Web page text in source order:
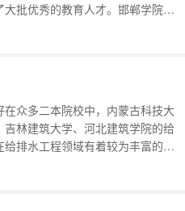
批优秀的教育人才。邯郸学院的
学生提供全面的舞蹈教育，不仅
众多二本院校中，内蒙古科技大
林建筑大学、河北建筑学院的给
排水工程领域有着较为丰富的教
的学习环境和发展机会。内蒙古